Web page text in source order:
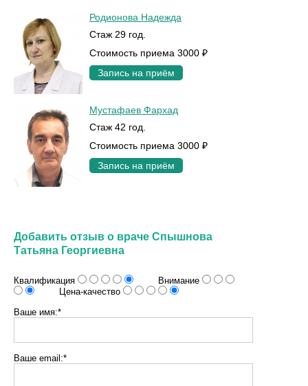
Родионова Надежда
Стаж 29 год.
Стоимость приема 3000 ₽
Запись на приём
Мустафаев Фархад
Стаж 42 год.
Стоимость приема 3000 ₽
Запись на приём
Добавить отзыв о враче Спышнова
Татьяна Георгиевна
Квалификация
Внимание
Цена-качество
Ваше имя:*
Ваше email:*